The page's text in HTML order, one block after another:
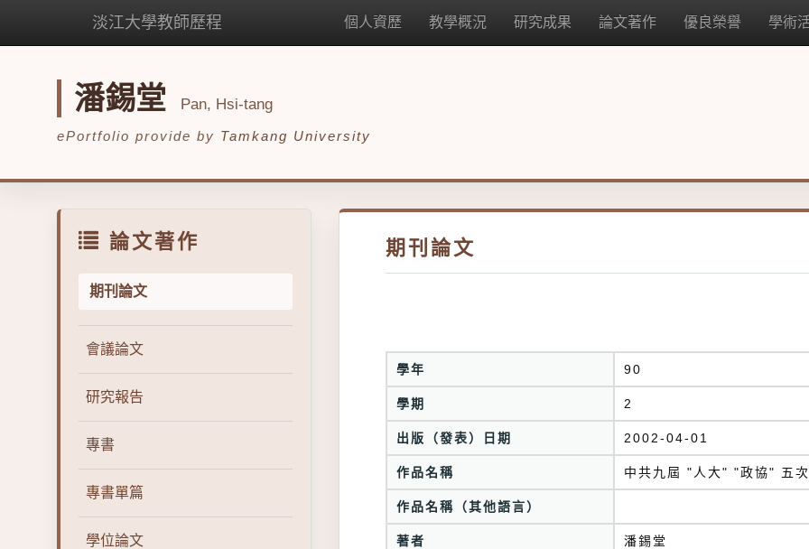
淡江大學教師歷程 個人資歷 教學概況 研究成果 論文著作 優良榮譽 學術
潘錫堂 Pan, Hsi-tang
ePortfolio provide by Tamkang University
論文著作
期刊論文
會議論文
研究報告
專書
專書單篇
學位論文
期刊論文
學年 90
學期 2
出版（發表）日期 2002-04-01
作品名稱 中共九屆 "人大" "政協" 五
作品名稱（其他語言）
著者 潘錫堂